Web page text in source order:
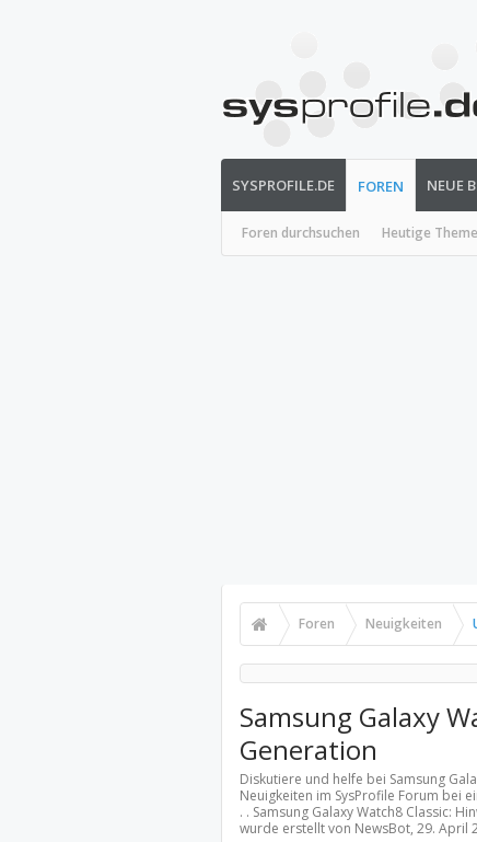
SYSPROFILE.DE FOREN
Foren durchsuchen Heutige
NEUE
Foren Neuigkeiten
Samsung Galaxy
Generation
Diskutiere und helfe bei Samsung
Neuigkeiten im SysProfile Forum bei
. . Samsung Galaxy Watch8 Classic:
wurde erstellt von NewsBot, 29. April